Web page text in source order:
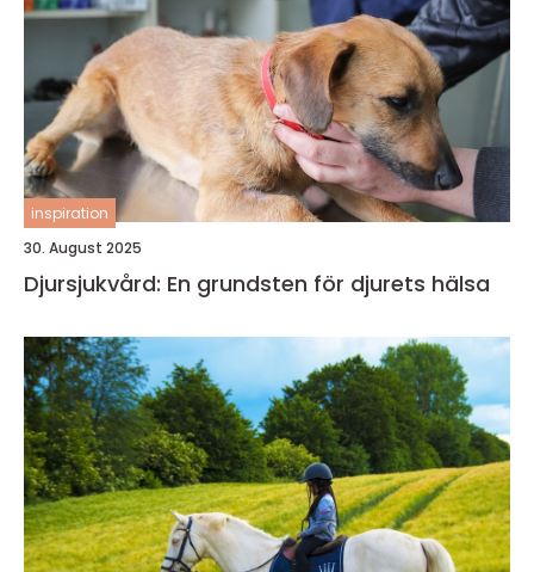
inspiration
30. August 2025
Djursjukvård: En grundsten för djurets hälsa